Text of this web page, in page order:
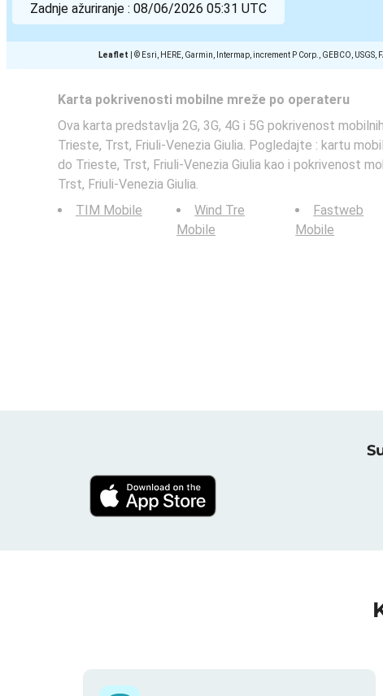
Leaflet © Esri, HERE, Garmin, Intermap, increment P Corp., GEBCO,
Zadnje ažuriranje : 08/06/2026 05:31 UTC
Karta pokrivenosti mobilne mreže po operateru
Ova karta predstavlja 2G, 3G, 4G i 5G pokrivenost
Trieste, Trst, Friuli-Venezia Giulia. Pogledajte : kartu
do Trieste, Trst, Friuli-Venezia Giulia kao i pokrivenost
Trst, Friuli-Venezia Giulia.
TIM Mobile
Wind Tre
Mobile
Fastweb
Mobile